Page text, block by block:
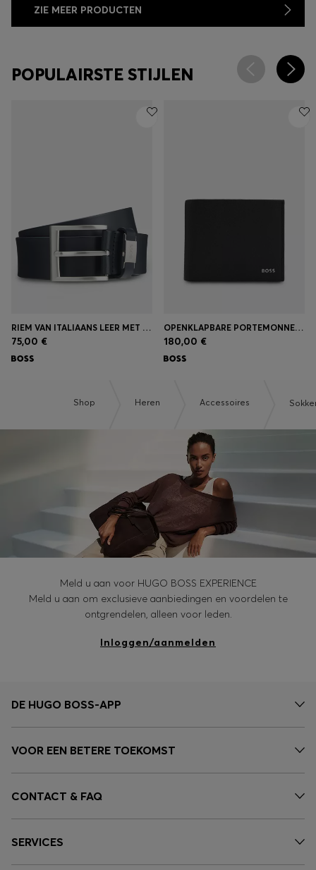
ZIE MEER PRODUCTEN
POPULAIRSTE STIJLEN
RIEM VAN ITALIAANS LEER MET LOGOLUS EN GEBORSTELDE HARDWARE
75,00 €
OPENKLAPBARE PORTEMONNEE VAN GENERFD LEER MET METALLIC LOGOLETTERS
180,00 €
Shop Heren Accessoires
Meld u aan voor HUGO BOSS EXPERIENCE
Meld u aan om exclusieve aanbiedingen en voordelen te
ontgrendelen, alleen voor leden.
Inloggen/aanmelden
DE HUGO BOSS-APP
VOOR EEN BETERE TOEKOMST
CONTACT & FAQ
SERVICES